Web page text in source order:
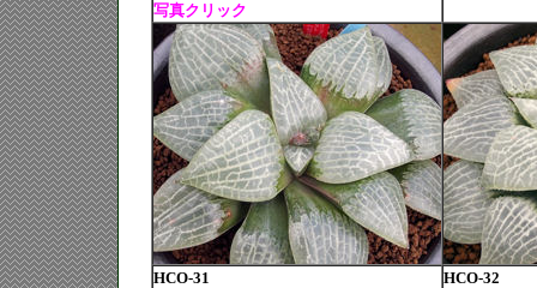
写真クリック
HCO-31
HCO-32